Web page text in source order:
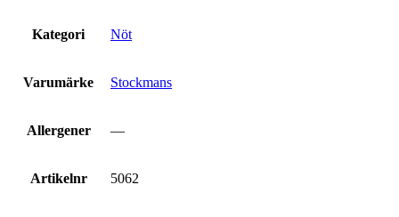
Kategori Nöt
Varumärke Stockmans
Allergener —
Artikelnr 5062